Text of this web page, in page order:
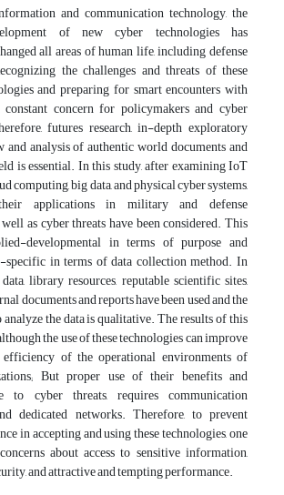
and communication technology, the
of new cyber technologies has
all areas of human life, including defense
the challenges and threats of these
and preparing for smart encounters with
concern for policymakers and cyber
futures research, in-depth exploratory
and analysis of authentic world documents and
is essential. In this study, after examining IoT
computing, big data, and physical cyber systems,
applications in military and defense
as cyber threats have been considered. This
developmental in terms of purpose and
specific in terms of data collection method. In
library resources, reputable scientific sites,
documents and reports have been used and the
analyze the data is qualitative. The results of this
the use of these technologies can improve
of the operational environments of
But proper use of their benefits and
to cyber threats, requires communication
dedicated networks. Therefore, to prevent
in accepting and using these technologies, one
about access to sensitive information,
and attractive and tempting performance.